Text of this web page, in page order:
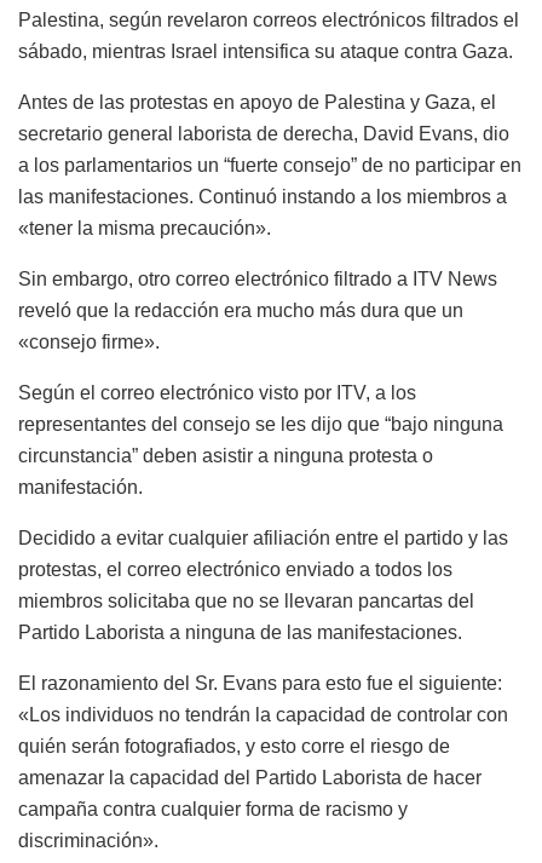
Palestina, según revelaron correos electrónicos filtrados el
sábado, mientras Israel intensifica su ataque contra Gaza.
Antes de las protestas en apoyo de Palestina y Gaza, el
secretario general laborista de derecha, David Evans, dio
a los parlamentarios un “fuerte consejo” de no participar en
las manifestaciones. Continuó instando a los miembros a
«tener la misma precaución».
Sin embargo, otro correo electrónico filtrado a ITV News
reveló que la redacción era mucho más dura que un
«consejo firme».
Según el correo electrónico visto por ITV, a los
representantes del consejo se les dijo que “bajo ninguna
circunstancia” deben asistir a ninguna protesta o
manifestación.
Decidido a evitar cualquier afiliación entre el partido y las
protestas, el correo electrónico enviado a todos los
miembros solicitaba que no se llevaran pancartas del
Partido Laborista a ninguna de las manifestaciones.
El razonamiento del Sr. Evans para esto fue el siguiente:
«Los individuos no tendrán la capacidad de controlar con
quién serán fotografiados, y esto corre el riesgo de
amenazar la capacidad del Partido Laborista de hacer
campaña contra cualquier forma de racismo y
discriminación».